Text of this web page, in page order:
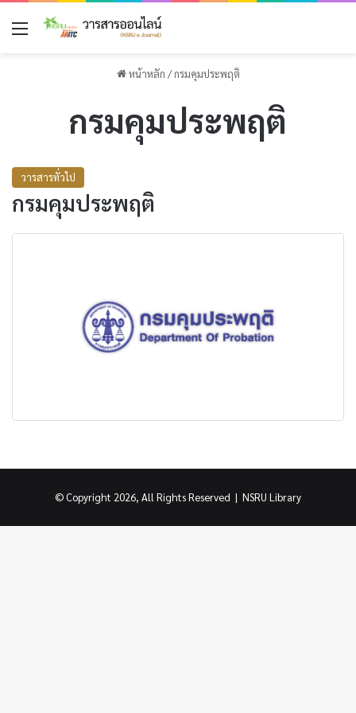
เมนู
หน้าหลัก / กรมคุมประพฤติ
กรมคุมประพฤติ
วารสารทั่วไป
กรมคุมประพฤติ
© Copyright 2026, All Rights Reserved | NSRU Library